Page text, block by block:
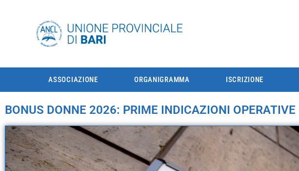
ASSOCIAZIONE ORGANIGRAMMA ISCRIZIONE
BONUS DONNE 2026: PRIME INDICAZIONI OPERATIVE